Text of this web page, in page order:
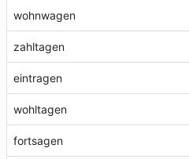
wohnwagen
zahltagen
eintragen
wohltagen
fortsagen